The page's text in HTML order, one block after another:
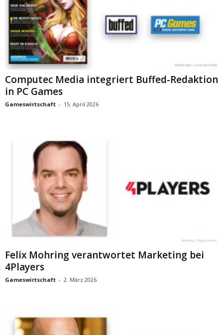
Computec Media integriert Buffed-Redaktion
in PC Games
Gameswirtschaft - 15. April 2026
Felix Mohring verantwortet Marketing bei
4Players
Gameswirtschaft - 2. März 2026